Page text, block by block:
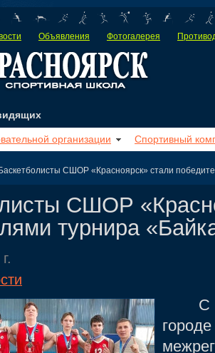
Объявления Фотогалерея
организации Спортивный
СШОР «Красноярск» стали
СШОР
турнира
С 4